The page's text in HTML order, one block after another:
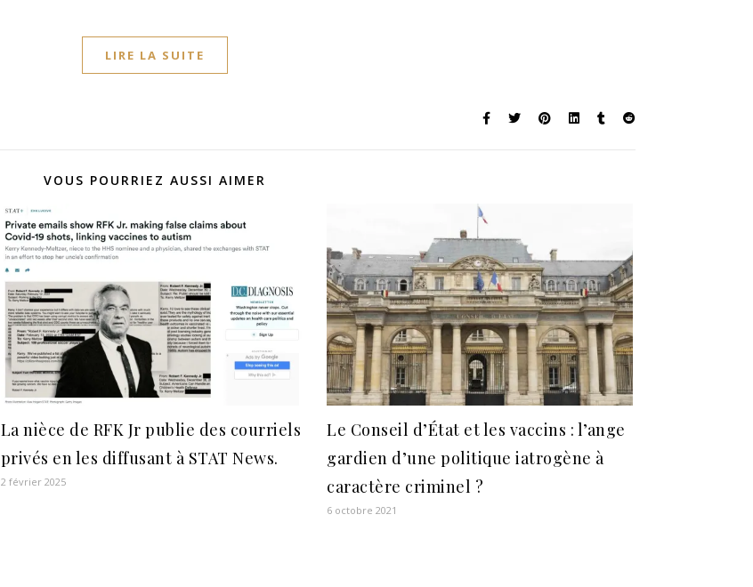
LIRE LA SUITE
VOUS POURRIEZ AUSSI AIMER
La nièce de RFK Jr publie des courriels
privés en les diffusant à STAT News.
2 février 2025
Le Conseil d’État et les vaccins : l’ange
gardien d’une politique iatrogène à
caractère criminel ?
6 octobre 2021